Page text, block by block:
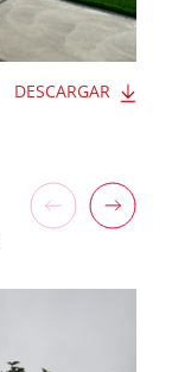
DESCARGAR